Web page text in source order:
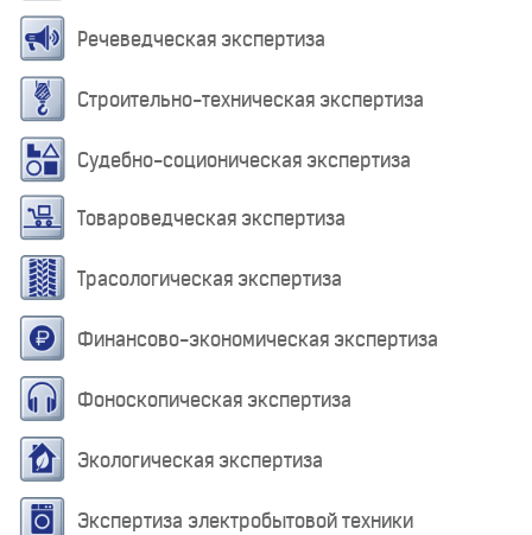
Речеведческая экспертиза
Строительно-техническая экспертиза
Судебно-соционическая экспертиза
Товароведческая экспертиза
Трасологическая экспертиза
Финансово-экономическая экспертиза
Фоноскопическая экспертиза
Экологическая экспертиза
Экспертиза электробытовой техники